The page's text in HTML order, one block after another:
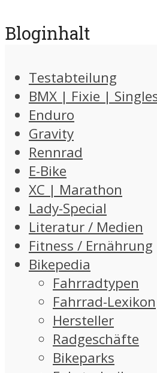
Bloginhalt
Testabteilung
BMX | Fixie |
Enduro
Gravity
Rennrad
E-Bike
XC | Marathon
Lady-Special
Literatur / Medien
Fitness / Ernährung
Bikepedia
Fahrradtypen
Fahrrad-Lexikon
Hersteller
Radgeschäfte
Bikeparks